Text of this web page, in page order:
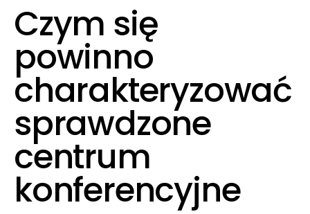
Czym się
powinno
charakteryzować
sprawdzone
centrum
konferencyjne